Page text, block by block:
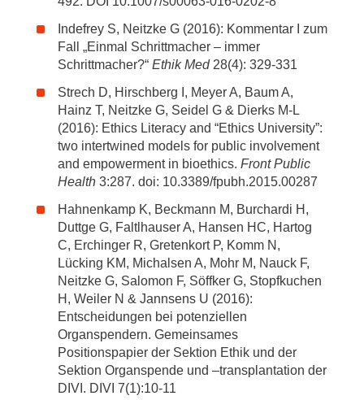
Indefrey S, Neitzke G (2016): Kommentar I zum
Fall „Einmal Schrittmacher – immer
Schrittmacher?“ Ethik Med28(4): 329-331
Strech D, Hirschberg I, Meyer A, Baum A,
Hainz T, Neitzke G, Seidel G & Dierks M-L
(2016): Ethics Literacy and “Ethics University”:
two intertwined models for public involvement
and empowerment in bioethics. Front Public
Health 3:287. doi: 10.3389/fpubh.2015.00287
Hahnenkamp K, Beckmann M, Burchardi H,
Duttge G, Faltlhauser A, Hansen HC, Hartog
C, Erchinger R, Gretenkort P, Komm N,
Lücking KM, Michalsen A, Mohr M, Nauck F,
Neitzke G, Salomon F, Söffker G, Stopfkuchen
H, Weiler N & Jannsens U (2016):
Entscheidungen bei potenziellen
Organspendern. Gemeinsames
Positionspapier der Sektion Ethik und der
Sektion Organspende und –transplantation der
DIVI. DIVI 7(1):10-11